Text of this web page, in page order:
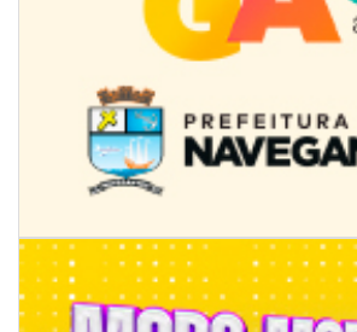
Reginaldo Sama sobe ao palco nesta sexta, às 19h
BALNEÁRIO CAMBORIÚ